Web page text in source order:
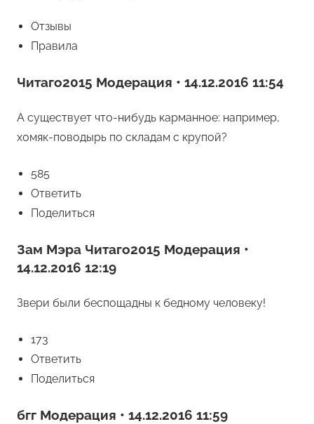
Отзывы
Правила
Читаго2015 Модерация • 14.12.2016 11:54
А существует что-нибудь карманное: например,
хомяк-поводырь по складам с крупой?
585
Ответить
Поделиться
Зам Мэра Читаго2015 Модерация •
14.12.2016 12:19
Звери были беспощадны к бедному человеку!
173
Ответить
Поделиться
бгг Модерация • 14.12.2016 11:59